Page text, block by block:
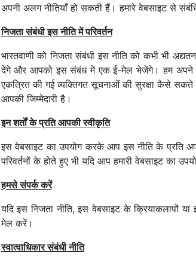
अपनी अलग नीतियाँ हो सकती हैं। हमारे वेबसाइट से
निजता संबंधी इस नीति में परिवर्तन
भारतवाणी को निजता संबंधी इस नीति को कभी भी
देंगे और आपको इस संबंध में एक ई-मेल भेजेंगे। हम अपने
एकत्रित की गई व्यक्तिगत सूचनाओं की सुरक्षा कैसे सकते
आपकी जिम्मेदारी है।
इन शर्तों के प्रति आपकी स्वीकृति
इस वेबसाइट का उपयोग करके आप इस नीति के प्रति
परिवर्तनों के होते हुए भी यदि आप हमारी वेबसाइट का
हमसे संपर्क करें
यदि इस निजता नीति, इस वेबसाइट के क्रियाकलापों
मेल करें।
स्वात्वाधिकार संबंधी नीति